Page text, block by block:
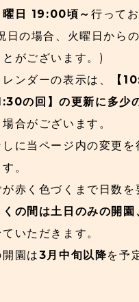
曜日 19:00頃～ 行って
日の場合、火曜日から
がございます。)
ンダーの表示は、
【
の回】の更新に多少
合がございます。
に当ページ内の変更を
。
赤く色づくまで日数を
くの間は土日のみの開園
いただきます。
園は3月中旬以降を予